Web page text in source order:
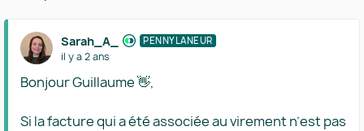
Sarah_A_ PENNYLANEUR
il y a 2 ans
Bonjour Guillaume 👋,
Si la facture qui a été associée au virement n’est pas